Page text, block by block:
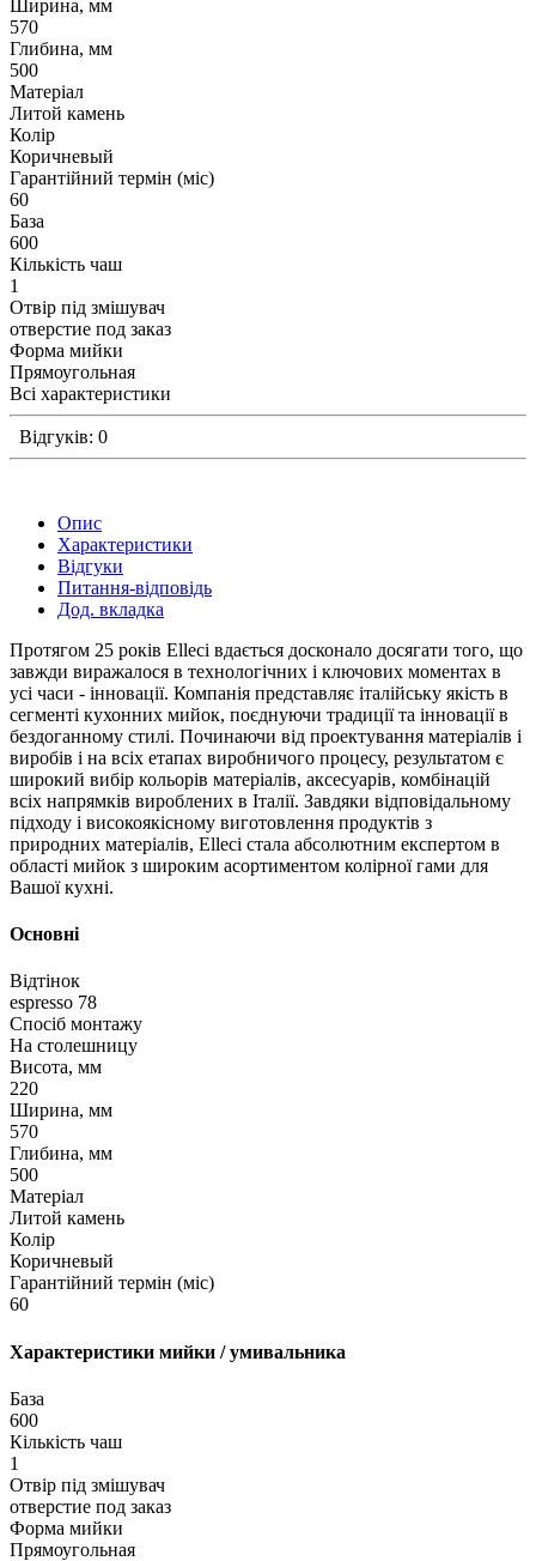
Ширина, мм
570
Глибина, мм
500
Матеріал
Литой камень
Колір
Коричневый
Гарантійний термін (міс)
60
База
600
Кількість чаш
1
Отвір під змішувач
отверстие под заказ
Форма мийки
Прямоугольная
Всі характеристики
Відгуків: 0
Опис
Характеристики
Відгуки
Питання-відповідь
Дод. вкладка
Протягом 25 років Elleci вдається досконало досягати того, що
завжди виражалося в технологічних і ключових моментах в
усі часи - інновації. Компанія представляє італійську якість в
сегменті кухонних мийок, поєднуючи традиції та інновації в
бездоганному стилі. Починаючи від проектування матеріалів і
виробів і на всіх етапах виробничого процесу, результатом є
широкий вибір кольорів матеріалів, аксесуарів, комбінацій
всіх напрямків вироблених в Італії. Завдяки відповідальному
підходу і високоякісному виготовлення продуктів з
природних матеріалів, Elleci стала абсолютним експертом в
області мийок з широким асортиментом колірної гами для
Вашої кухні.
Основні
Відтінок
espresso 78
Спосіб монтажу
На столешницу
Висота, мм
220
Ширина, мм
570
Глибина, мм
500
Матеріал
Литой камень
Колір
Коричневый
Гарантійний термін (міс)
60
Характеристики мийки / умивальника
База
600
Кількість чаш
1
Отвір під змішувач
отверстие под заказ
Форма мийки
Прямоугольная